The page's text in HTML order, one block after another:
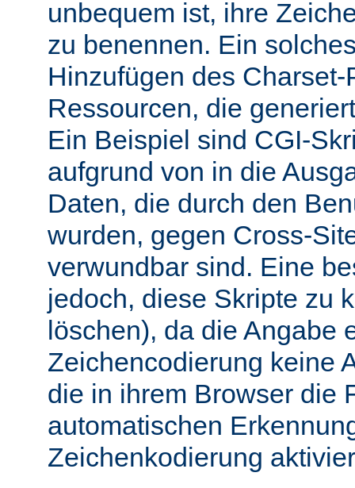
unbequem ist, ihre
zu benennen. Ein
Hinzufügen des
Ressourcen, die
Ein Beispiel sind CGI-
aufgrund von in die
Daten, die durch den
wurden, gegen Cross-
verwundbar sind. Eine
jedoch, diese Skripte zu
löschen), da die Angabe
Zeichencodierung keine
die in ihrem Browser die
automatischen
Zeichenkodierung